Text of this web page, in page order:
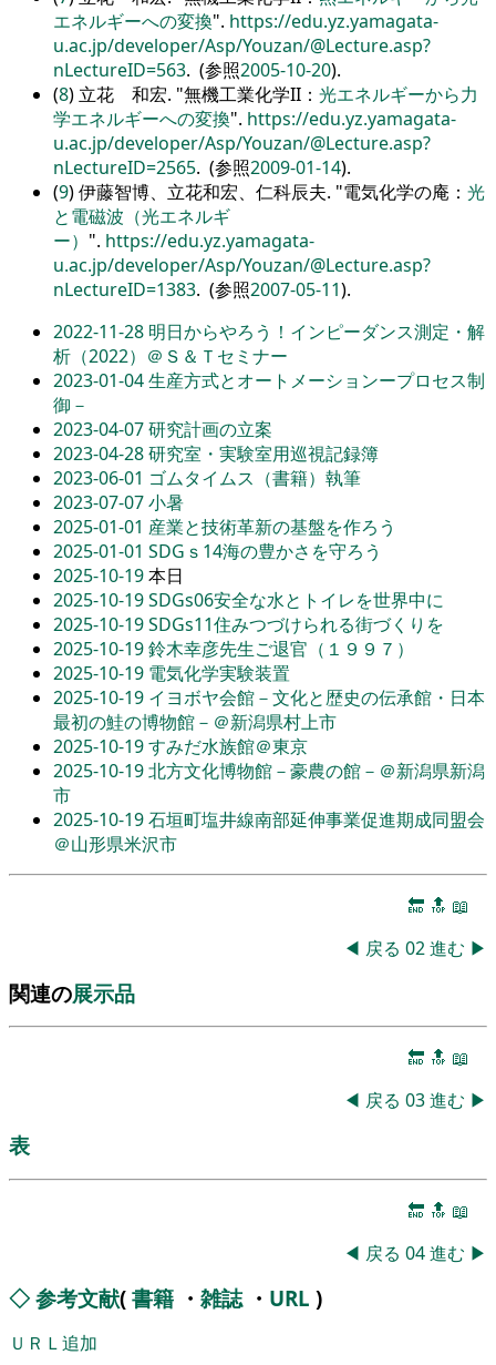
エネルギーへの変換 . https://edu.yz.yamagata-
u.ac.jp/developer/Asp/Youzan/@Lecture.asp?
nLectureID=563. (参照2005-10-20).
(8) 立花 和宏. 無機工業化学II： 光エネルギーから力
学エネルギーへの変換 . https://edu.yz.yamagata-
u.ac.jp/developer/Asp/Youzan/@Lecture.asp?
nLectureID=2565. (参照2009-01-14).
(9) 伊藤智博、立花和宏、仁科辰夫. 電気化学の庵： 光
と電磁波（光エネルギ
ー）
. https://edu.yz.yamagata-
u.ac.jp/developer/Asp/Youzan/@Lecture.asp?
nLectureID=1383. (参照2007-05-11).
2022-11-28 明日からやろう！インピーダンス測定・解
析（2022）＠Ｓ＆Ｔセミナー
2023-01-04生産方式とオートメーションープロセス制
御－
2023-04-07研究計画の立案
2023-04-28研究室・実験室用巡視記録簿
2023-06-01 ゴムタイムス（書籍）執筆
2023-07-07小暑
2025-01-01 産業と技術革新の基盤を作ろう
2025-01-01 SDGｓ14海の豊かさを守ろう
2025-10-19本日
2025-10-19SDGs06安全な水とトイレを世界中に
2025-10-19SDGs11住みつづけられる街づくりを
2025-10-19鈴木幸彦先生ご退官（１９９７）
2025-10-19 電気化学実験装置
2025-10-19 イヨボヤ会館－文化と歴史の伝承館・日本
最初の鮭の博物館－＠新潟県村上市
2025-10-19すみだ水族館＠東京
2025-10-19北方文化博物館－豪農の館－＠新潟県新潟
市
2025-10-19石垣町塩井線南部延伸事業促進期成同盟会
＠山形県米沢市
🔚 🔝 📖
◀ 戻る 02進む ▶
関連の展示品
🔚 🔝 📖
◀ 戻る 03進む ▶
表
🔚 🔝 📖
◀ 戻る 04進む ▶
◇ 参考文献( 書籍 ・ 雑誌・ URL )
ＵＲＬ追加